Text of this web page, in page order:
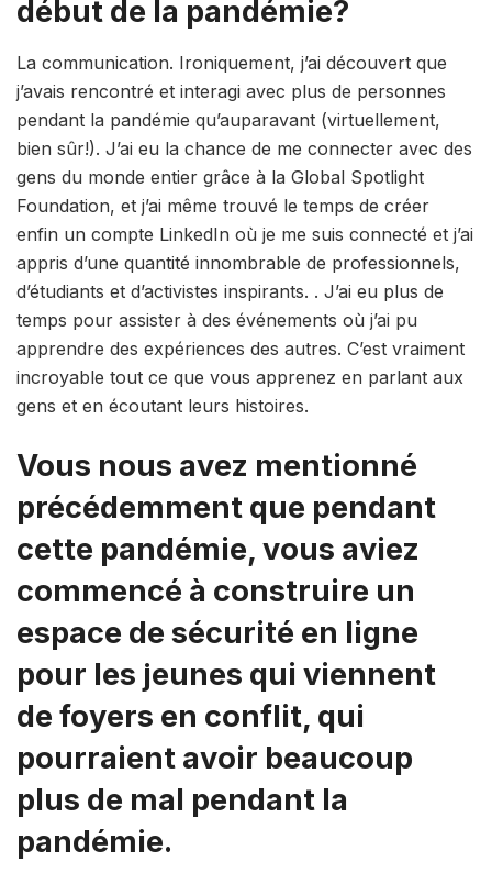
début de la pandémie?
La communication. Ironiquement, j’ai découvert que
j’avais rencontré et interagi avec plus de personnes
pendant la pandémie qu’auparavant (virtuellement,
bien sûr!). J’ai eu la chance de me connecter avec des
gens du monde entier grâce à la Global Spotlight
Foundation, et j’ai même trouvé le temps de créer
enfin un compte LinkedIn où je me suis connecté et j’ai
appris d’une quantité innombrable de professionnels,
d’étudiants et d’activistes inspirants. . J’ai eu plus de
temps pour assister à des événements où j’ai pu
apprendre des expériences des autres. C’est vraiment
incroyable tout ce que vous apprenez en parlant aux
gens et en écoutant leurs histoires.
Vous nous avez mentionné
précédemment que pendant
cette pandémie, vous aviez
commencé à construire un
espace de sécurité en ligne
pour les jeunes qui viennent
de foyers en conflit, qui
pourraient avoir beaucoup
plus de mal pendant la
pandémie.